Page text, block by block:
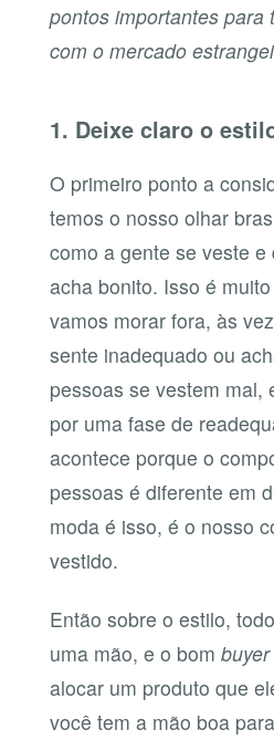
pontos importantes para
com o mercado
1. Deixe claro o
O primeiro ponto a
temos o nosso olhar
como a gente se veste e
acha bonito. Isso é
vamos morar fora, às
sente inadequado ou
pessoas se vestem mal,
por uma fase de
acontece porque o
pessoas é diferente em
moda é isso, é o nosso
vestido.
Então sobre o estilo,
uma mão, e o bom buyer
alocar um produto que
você tem a mão boa